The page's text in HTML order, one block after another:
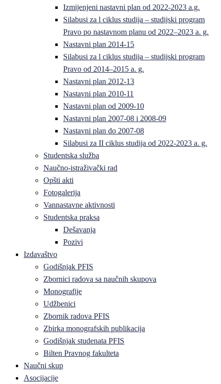
Izmijenjeni nastavni plan od 2022-2023 a.g.
Silabusi za l ciklus studija – studijski program
Pravo po nastavnom planu od 2022–2023 a. g.
Nastavni plan 2014-15
Silabusi za l ciklus studija – studijski program
Pravo od 2014–2015 a. g.
Nastavni plan 2012-13
Nastavni plan 2010-11
Nastavni plan od 2009-10
Nastavni plan 2007-08 i 2008-09
Nastavni plan do 2007-08
Silabusi za II ciklus studija od 2022-2023 a. g.
Studentska služba
Naučno-istraživački rad
Opšti akti
Fotogalerija
Vannastavne aktivnosti
Studentska praksa
Dešavanja
Pozivi
Izdavaštvo
Godišnjak PFIS
Zbornici radova sa naučnih skupova
Monografije
Udžbenici
Zbornik radova PFIS
Zbirka monografskih publikacija
Godišnjak studenata PFIS
Bilten Pravnog fakulteta
Naučni skup
Asocijacije